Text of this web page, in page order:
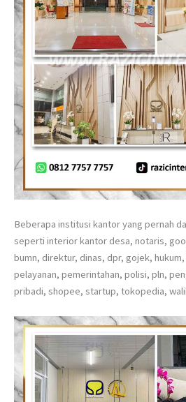
Beberapa institusi kantor yang pernah
seperti interior kantor desa, notaris,
bumn, direktur, dinas, dpr, gojek,
pelayanan, pemerintahan, polisi, pln,
pribadi, shopee, startup, tokopedia,